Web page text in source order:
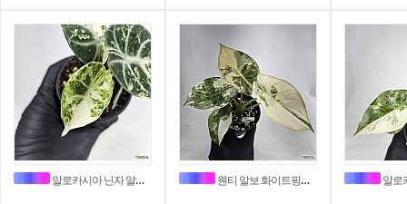
알로카시아 닌자 알보 사진동일상품 GA-457 웬티 알보 화이트핑크 바리에가타 사진상품발송 MC-5776 알로카시아 웬티